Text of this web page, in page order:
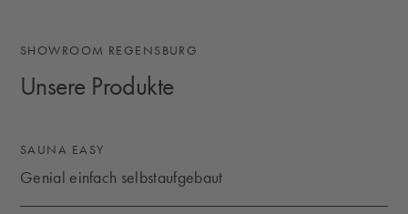
SHOWROOM REGENSBURG
Unsere Produkte
SAUNA EASY
Genial einfach selbstaufgebaut